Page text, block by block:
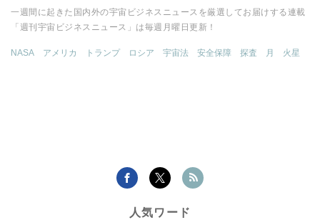
一週間に起きた国内外の宇宙ビジネスニュースを厳選してお届けする連載
「週刊宇宙ビジネスニュース」は毎週月曜日更新！
NASA アメリカ トランプ ロシア 宇宙法 安全保障 探査 月 火星
人気ワード